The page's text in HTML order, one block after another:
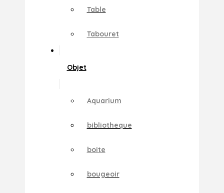
Table
Tabouret
Objet
Aquarium
bibliotheque
boite
bougeoir